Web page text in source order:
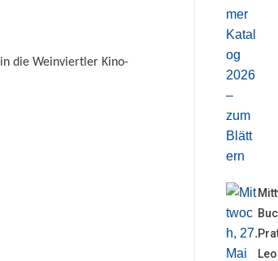
die Weinviertler Kino-